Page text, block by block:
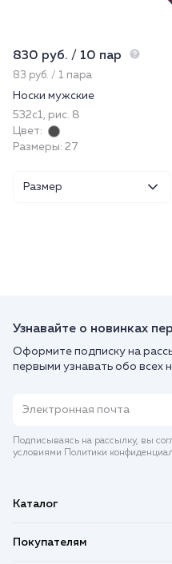
830 руб. / 10 пар
83 руб. / 1 пара
Носки мужские
532с1, рис. 8
Цвет:
Размеры: 27
Размер
Узнавайте о новинках
Оформите подписку на
первыми узнавать обо всех
Подписываясь на рассылку, вы
условиями Политики
Каталог
Покупателям